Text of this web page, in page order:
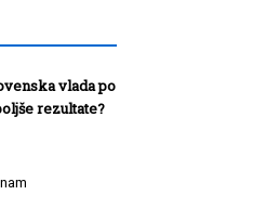
vlada po
rezultate?